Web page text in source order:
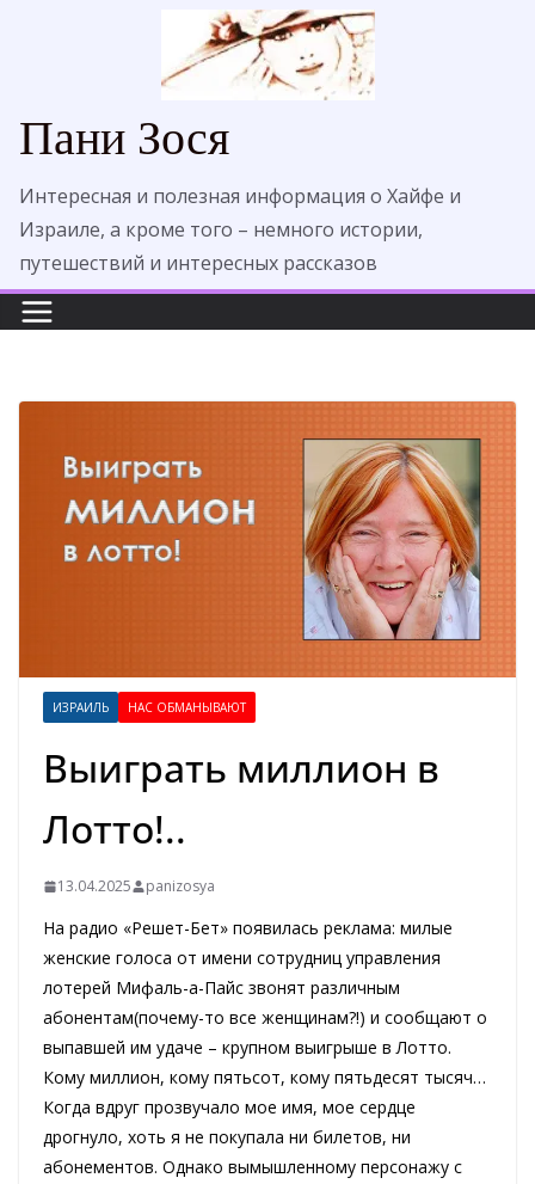
Пани Зося
Интересная и полезная информация о Хайфе и
Израиле, а кроме того – немного истории,
путешествий и интересных рассказов
ИЗРАИЛЬ НАС ОБМАНЫВАЮТ
Выиграть миллион в
Лотто!..
13.04.2025 panizosya
На радио «Решет-Бет» появилась реклама: милые
женские голоса от имени сотрудниц управления
лотерей Мифаль-а-Пайс звонят различным
абонентам(почему-то все женщинам?!) и сообщают о
выпавшей им удаче – крупном выигрыше в Лотто.
Кому миллион, кому пятьсот, кому пятьдесят тысяч…
Когда вдруг прозвучало мое имя, мое сердце
дрогнуло, хоть я не покупала ни билетов, ни
абонементов. Однако вымышленному персонажу с